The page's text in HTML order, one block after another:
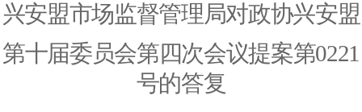
兴安盟市场监督管理局对政协兴安盟
第十届委员会第四次会议提案第0221
号的答复